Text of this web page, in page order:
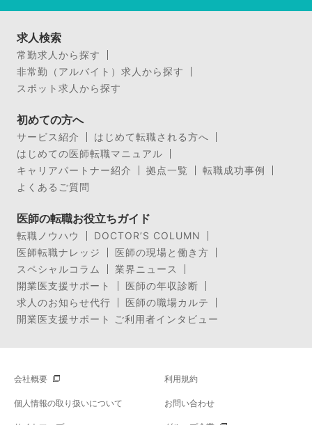
求人検索
常勤求人から探す
非常勤（アルバイト）求人から探す
スポット求人から探す
初めての方へ
サービス紹介
はじめて転職される方へ
はじめての医師転職マニュアル
キャリアパートナー紹介
拠点一覧
転職成功事例
よくあるご質問
医師の転職お役立ちガイド
転職ノウハウ
DOCTOR’S COLUMN
医師転職ナレッジ
医師の現場と働き方
スペシャルコラム
業界ニュース
開業医支援サポート
医師の年収診断
求人のお知らせ代行
医師の職場カルテ
開業医支援サポート ご利用者インタビュー
会社概要 利用規約
個人情報の取り扱いについて お問い合わせ